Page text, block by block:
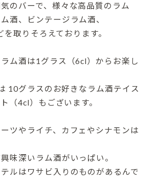
のバーで、様々な高品質のラム
酒、ビンテージラム酒、
取りそろえております。
ム酒は1グラス（6cl）からお楽し
10グラスのお好きなラム酒テイス
（4cl）もございます。
ツやライチ、カフェやシナモンは
味深いラム酒がいっぱい。
ルはワサビ入りのものがあるんで